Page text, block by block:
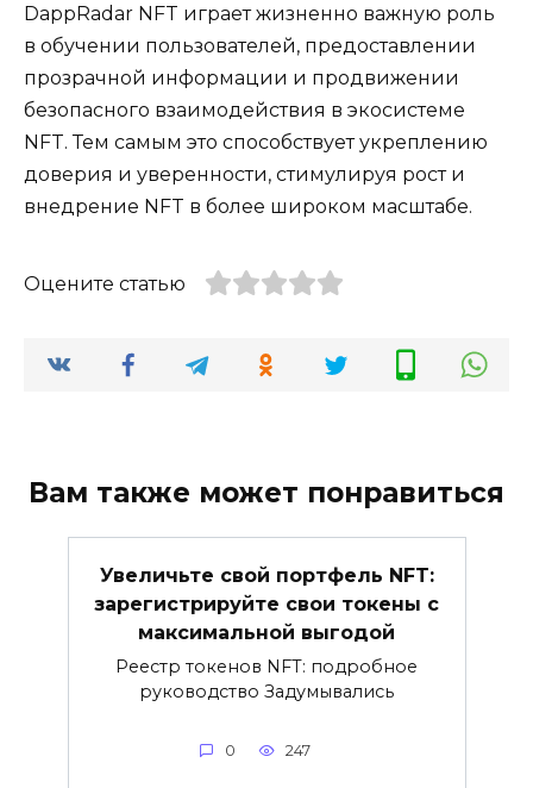
DappRadar NFT играет жизненно важную роль
в обучении пользователей, предоставлении
прозрачной информации и продвижении
безопасного взаимодействия в экосистеме
NFT. Тем самым это способствует укреплению
доверия и уверенности, стимулируя рост и
внедрение NFT в более широком масштабе.
Оцените статью
Вам также может понравиться
Увеличьте свой портфель NFT:
зарегистрируйте свои токены с
максимальной выгодой
Реестр токенов NFT: подробное
руководство Задумывались
0 247